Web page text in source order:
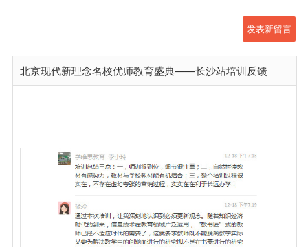
北京现代新理念名校优师教育盛典——长沙站培训反馈
发表新留言
北京现代新理念名校优师教育盛典——长沙站培训反馈